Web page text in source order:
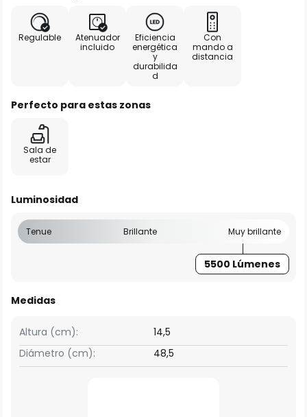
Regulable
Atenuador
incluido
Eficiencia
energética
y
durabilida
d
Con
mando a
distancia
Perfecto para estas zonas
Sala de
estar
Luminosidad
Tenue Brillante Muy brillante
5500 Lúmenes
Medidas
Altura (cm):
14,5
Diámetro (cm):
48,5